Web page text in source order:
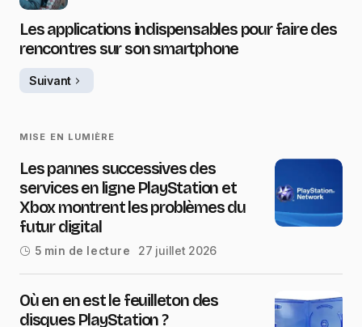
Les applications indispensables pour faire des
rencontres sur son smartphone
Suivant
MISE EN LUMIÈRE
Les pannes successives des
services en ligne PlayStation et
Xbox montrent les problèmes du
futur digital
5 min de lecture 27 juillet 2026
Où en en est le feuilleton des
disques PlayStation ?